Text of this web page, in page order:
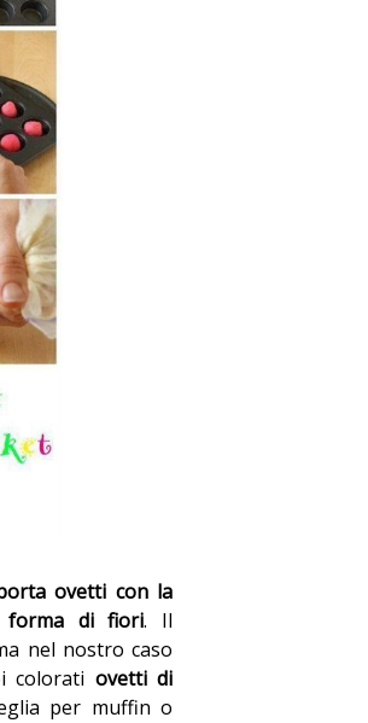
ovetti con la
forma di fiori. Il
nel nostro caso
colorati ovetti di
per muffin o